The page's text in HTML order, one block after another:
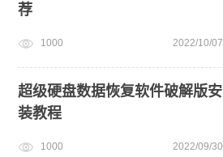
荐
1000 2022/10/07
超级硬盘数据恢复软件破解版安
装教程
1000 2022/09/30